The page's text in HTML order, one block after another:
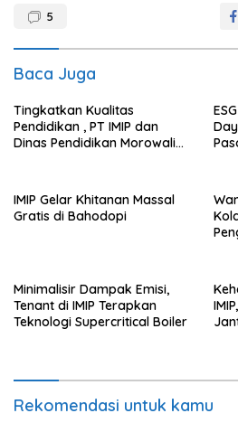
5
Baca Juga
Tingkatkan Kualitas
Pendidikan , PT IMIP dan
Dinas Pendidikan Morowali
di Bahodopi
IMIP Gelar Khitanan Massal
Gratis di Bahodopi
Minimalisir Dampak Emisi,
Tenant di IMIP Terapkan
Teknologi Supercritical Boiler
Rekomendasi untuk kamu